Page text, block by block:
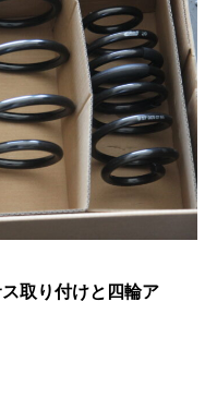
取り付けと四輪ア